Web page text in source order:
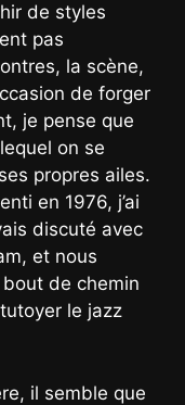
de styles
pas
la scène,
de forger
je pense que
on se
propres ailes.
en 1976, j’ai
discuté avec
et nous
de chemin
le jazz
il semble que